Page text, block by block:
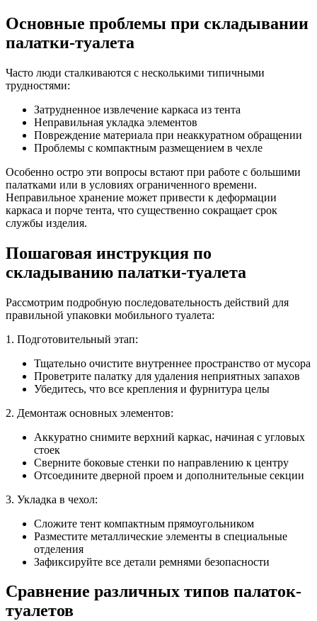
Основные проблемы при складывании
палатки-туалета
Часто люди сталкиваются с несколькими типичными
трудностями:
Затрудненное извлечение каркаса из тента
Неправильная укладка элементов
Повреждение материала при неаккуратном обращении
Проблемы с компактным размещением в чехле
Особенно остро эти вопросы встают при работе с большими
палатками или в условиях ограниченного времени.
Неправильное хранение может привести к деформации
каркаса и порче тента, что существенно сокращает срок
службы изделия.
Пошаговая инструкция по
складыванию палатки-туалета
Рассмотрим подробную последовательность действий для
правильной упаковки мобильного туалета:
1. Подготовительный этап:
Тщательно очистите внутреннее пространство от мусора
Проветрите палатку для удаления неприятных запахов
Убедитесь, что все крепления и фурнитура целы
2. Демонтаж основных элементов:
Аккуратно снимите верхний каркас, начиная с угловых
стоек
Сверните боковые стенки по направлению к центру
Отсоедините дверной проем и дополнительные секции
3. Укладка в чехол:
Сложите тент компактным прямоугольником
Разместите металлические элементы в специальные
отделения
Зафиксируйте все детали ремнями безопасности
Сравнение различных типов палаток-
туалетов